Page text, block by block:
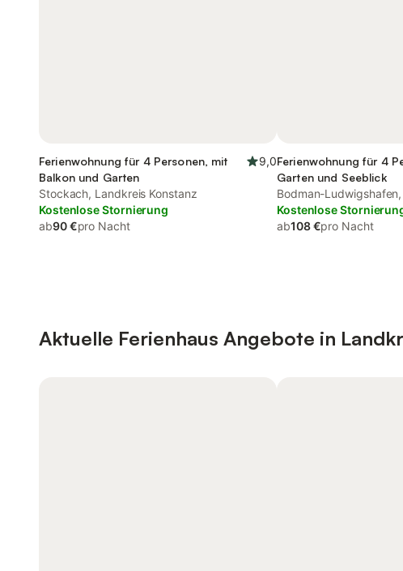
Ferienwohnung für 4 Personen, mit
Balkon und Garten
9,0
Stockach, Landkreis Konstanz
Kostenlose Stornierung
ab90 €pro Nacht
Ferienwohnung für 4
Garten und Seeblick
Bodman-
Kostenlose
ab108 €pro Nacht
Aktuelle Ferienhaus Angebote in